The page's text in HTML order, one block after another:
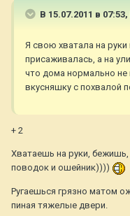
В 15.07.2011 в
Я свою хватала на руки
присаживалась, а на
что дома нормально не
вкусняшку с похвалой
+ 2
Хватаешь на руки, бежишь,
поводок и ошейник))))
Ругаешься грязно матом
пиная тяжелые двери.